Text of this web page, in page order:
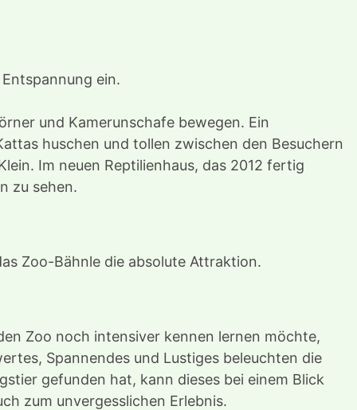
ein.
und Kamerunschafe bewegen. Ein
huschen und tollen zwischen den Besuchern
Im neuen Reptilienhaus, das 2012 fertig
zu sehen.
Zoo-Bähnle die absolute Attraktion.
Zoo noch intensiver kennen lernen möchte,
Spannendes und Lustiges beleuchten die
gefunden hat, kann dieses bei einem Blick
zum unvergesslichen Erlebnis.